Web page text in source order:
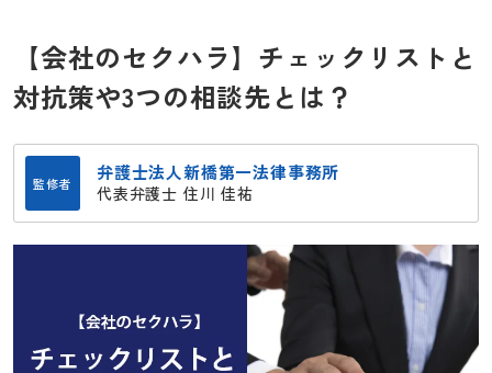
【会社のセクハラ】チェックリストと
対抗策や3つの相談先とは？
監修者 弁護士法人新橋第一法律事務所
代表弁護士 住川 佳祐